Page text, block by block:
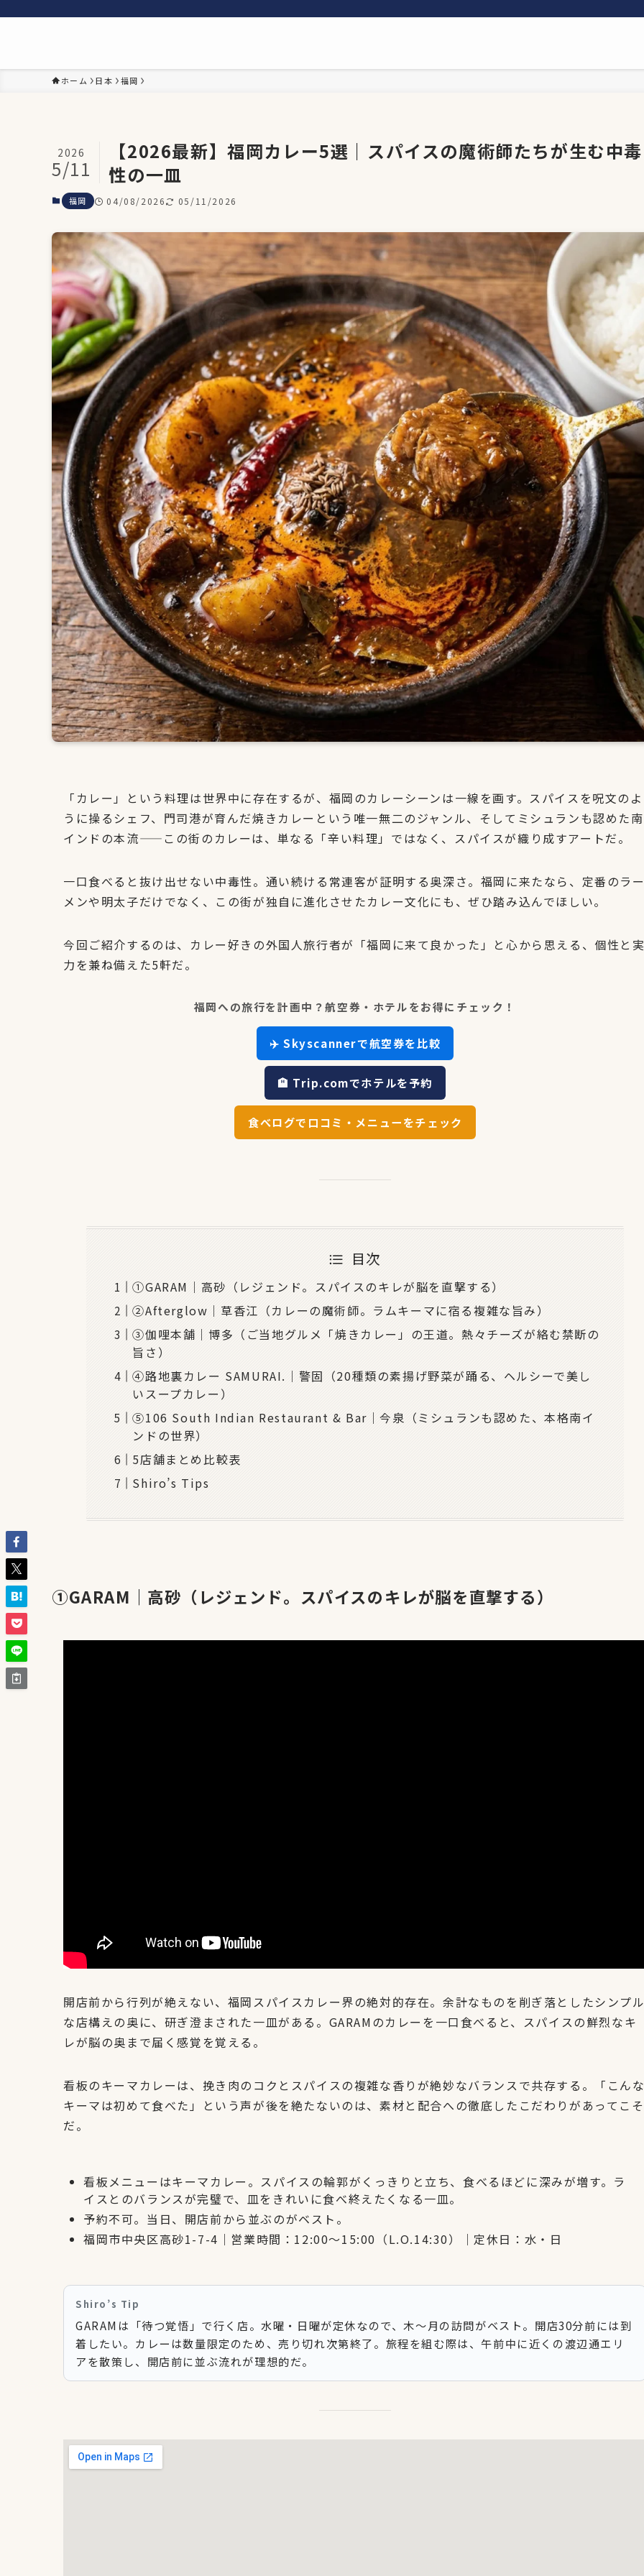
ホーム 日本 福岡
【2026最新】福岡カレー5選｜スパイスの魔術師たちが生む中毒
性の一皿
2026
5/11
福岡 04/08/2026 05/11/2026
「カレー」という料理は世界中に存在するが、福岡のカレーシーンは一線を画す。スパイスを呪文のよ
うに操るシェフ、門司港が育んだ焼きカレーという唯一無二のジャンル、そしてミシュランも認めた南
インドの本流——この街のカレーは、単なる「辛い料理」ではなく、スパイスが織り成すアートだ。
一口食べると抜け出せない中毒性。通い続ける常連客が証明する奥深さ。福岡に来たなら、定番のラ
メンや明太子だけでなく、この街が独自に進化させたカレー文化にも、ぜひ踏み込んでほしい。
今回ご紹介するのは、カレー好きの外国人旅行者が「福岡に来て良かった」と心から思える、個性と
力を兼ね備えた5軒だ。
福岡への旅行を計画中？航空券・ホテルをお得にチェック！
✈️ Skyscannerで航空券を比較
🏨 Trip.comでホテルを予約
食べログで口コミ・メニューをチェック
目次
①GARAM｜高砂（レジェンド。スパイスのキレが脳を直撃する）
②Afterglow｜草香江（カレーの魔術師。ラムキーマに宿る複雑な旨み）
③伽哩本舗｜博多（ご当地グルメ「焼きカレー」の王道。熱々チーズが絡む禁断の
旨さ）
④路地裏カレー SAMURAI.｜警固（20種類の素揚げ野菜が踊る、ヘルシーで美し
いスープカレー）
⑤106 South Indian Restaurant & Bar｜今泉（ミシュランも認めた、本格南イ
ンドの世界）
5店舗まとめ比較表
Shiro’s Tips
①GARAM｜高砂（レジェンド。スパイスのキレが脳を直撃する）
開店前から行列が絶えない、福岡スパイスカレー界の絶対的存在。余計なものを削ぎ落としたシンプ
な店構えの奥に、研ぎ澄まされた一皿がある。GARAMのカレーを一口食べると、スパイスの鮮烈なキ
レが脳の奥まで届く感覚を覚える。
看板のキーマカレーは、挽き肉のコクとスパイスの複雑な香りが絶妙なバランスで共存する。「こん
キーマは初めて食べた」という声が後を絶たないのは、素材と配合への徹底したこだわりがあってこそ
だ。
看板メニューはキーマカレー。スパイスの輪郭がくっきりと立ち、食べるほどに深みが増す。ラ
イスとのバランスが完璧で、皿をきれいに食べ終えたくなる一皿。
予約不可。当日、開店前から並ぶのがベスト。
福岡市中央区高砂1-7-4｜営業時間：12:00〜15:00（L.O.14:30）｜定休日：水・日
Shiro’s Tip
GARAMは「待つ覚悟」で行く店。水曜・日曜が定休なので、木〜月の訪問がベスト。開店30分前には到
着したい。カレーは数量限定のため、売り切れ次第終了。旅程を組む際は、午前中に近くの渡辺通エリ
アを散策し、開店前に並ぶ流れが理想的だ。